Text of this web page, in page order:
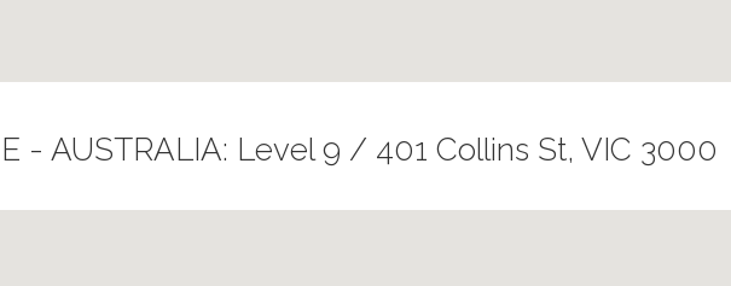
- AUSTRALIA: Level 9 / 401 Collins St, VIC 3000